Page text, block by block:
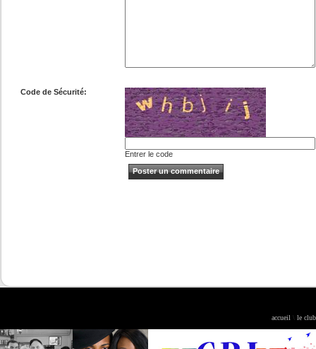
Code de Sécurité:
Entrer le code
accueil \ le club